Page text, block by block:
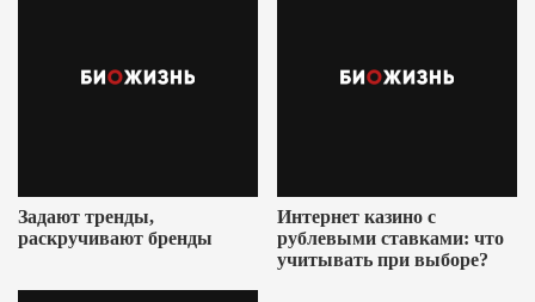
Задают тренды,
раскручивают бренды
Интернет казино с
рублевыми ставками: что
учитывать при выборе?